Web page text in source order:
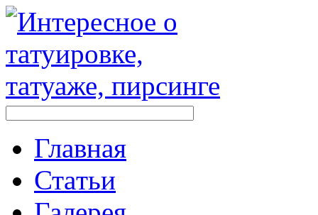
Главная
Стaтьи